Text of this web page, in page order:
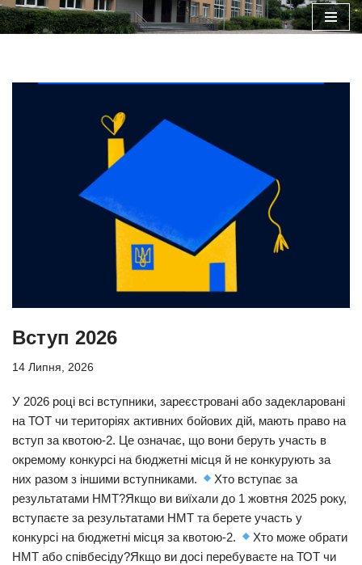
вмісту
Вступ 2026
14 Липня, 2026
У 2026 році всі вступники, зареєстровані або задекларовані
на ТОТ чи територіях активних бойових дій, мають право на
вступ за квотою-2. Це означає, що вони беруть участь в
окремому конкурсі на бюджетні місця й не конкурують за
них разом з іншими вступниками.
Хто вступає за
результатами НМТ?Якщо ви виїхали до 1 жовтня 2025 року,
вступаєте за результатами НМТ та берете участь у
конкурсі на бюджетні місця за квотою-2.
Хто може обрати
НМТ або співбесіду?Якщо ви досі перебуваєте на ТОТ чи